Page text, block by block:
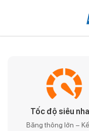
Tốc độ siêu
Băng thông lớn –